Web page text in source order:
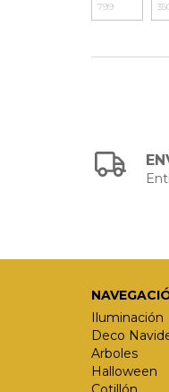
Iluminación
Deco
Arboles
Halloween